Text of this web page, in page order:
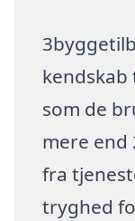
kendskab
som de
mere end
fra
tryghed